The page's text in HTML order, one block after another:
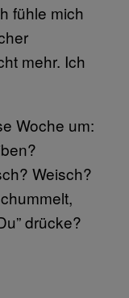
fühle mich
mehr. Ich
Woche um:
Weisch?
drücke?